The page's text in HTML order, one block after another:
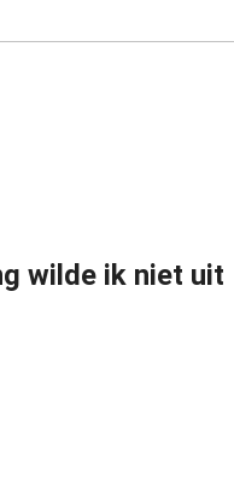
wilde ik niet uit